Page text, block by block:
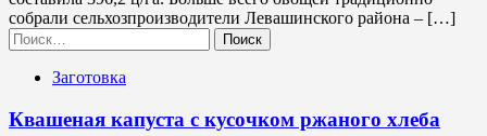
собрали сельхозпроизводители Левашинского района – […]
Найти:
Заготовка
Квашеная капуста с кусочком ржаного хлеба